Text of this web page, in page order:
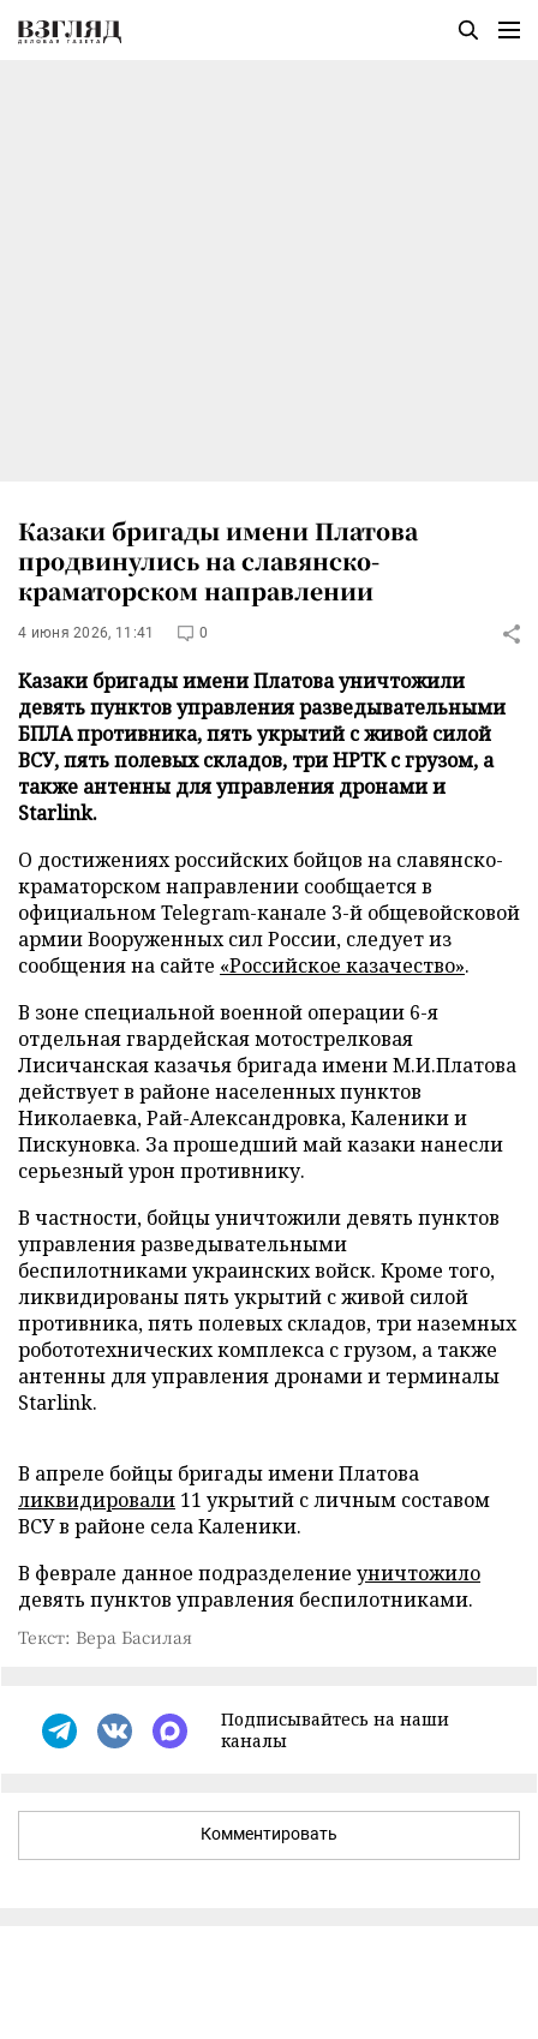
Казаки бригады имени Платова
продвинулись на славянско-
краматорском направлении
4 июня 2026, 11:41 0
Казаки бригады имени Платова уничтожили
девять пунктов управления разведывательными
БПЛА противника, пять укрытий с живой силой
ВСУ, пять полевых складов, три НРТК с грузом, а
также антенны для управления дронами и
Starlink.
О достижениях российских бойцов на славянско-
краматорском направлении сообщается в
официальном Telegram-канале 3-й общевойсковой
армии Вооруженных сил России, следует из
сообщения на сайте «Российское казачество».
В зоне специальной военной операции 6-я
отдельная гвардейская мотострелковая
Лисичанская казачья бригада имени М.И.Платова
действует в районе населенных пунктов
Николаевка, Рай-Александровка, Каленики и
Пискуновка. За прошедший май казаки нанесли
серьезный урон противнику.
В частности, бойцы уничтожили девять пунктов
управления разведывательными
беспилотниками украинских войск. Кроме того,
ликвидированы пять укрытий с живой силой
противника, пять полевых складов, три наземных
робототехнических комплекса с грузом, а также
антенны для управления дронами и терминалы
Starlink.
В апреле бойцы бригады имени Платова
ликвидировали 11 укрытий с личным составом
ВСУ в районе села Каленики.
В феврале данное подразделение уничтожило
девять пунктов управления беспилотниками.
Текст: Вера Басилая
Подписывайтесь на наши
каналы
Комментировать